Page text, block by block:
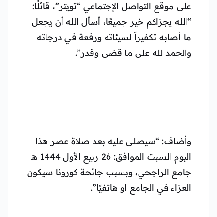
على موقع التواصل الإجتماعي “تويتر”، قائلًا:
“الله يجزاكم خير جميعًا، أسأل الله أن يجعل
ما أصابه تكفيراً لسيئاته ورفعة في درجاته
والحمد لله على ما قضى وقدر”.
وأضاف: “سيصلى عليه بعد صلاة عصر هذا
اليوم السبت الموافق: 26 ربيع الأول 1444 هـ
جامع الراجحي، وبسبب جائحة كورونا سيكون
العزاء في الجامع او هاتفيًا”.